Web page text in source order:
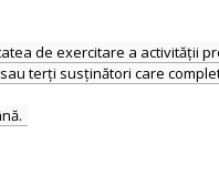
de exercitare a activității
terți susținători care